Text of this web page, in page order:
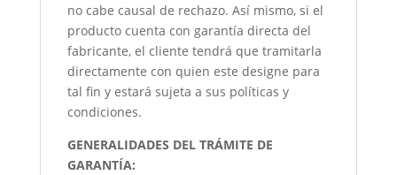
no cabe causal de rechazo. Así mismo, si el
producto cuenta con garantía directa del
fabricante, el cliente tendrá que tramitarla
directamente con quien este designe para
tal fin y estará sujeta a sus políticas y
condiciones.
GENERALIDADES DEL TRÁMITE DE
GARANTÍA: